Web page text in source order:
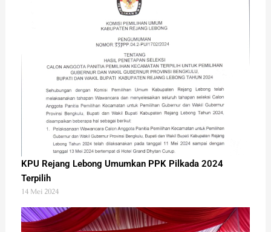
KPU Rejang Lebong Umumkan PPK Pilkada 2024
Terpilih
14 Mei 2024